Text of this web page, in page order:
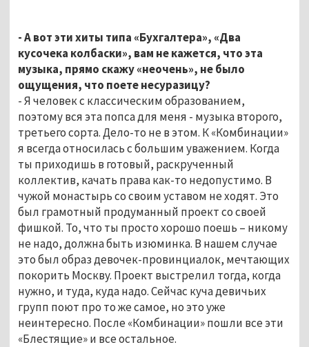
- А вот эти хиты типа «Бухгалтера», «Два
кусочека колбаски», вам не кажется, что эта
музыка, прямо скажу «неочень», не было
ощущения, что поете несуразицу?
- Я человек с классическим образованием,
поэтому вся эта попса для меня - музыка второго,
третьего сорта. Дело-то не в этом. К «Комбинации»
я всегда относилась с большим уважением. Когда
ты приходишь в готовый, раскрученный
коллектив, качать права как-то недопустимо. В
чужой монастырь со своим уставом не ходят. Это
был грамотный продуманный проект со своей
фишкой. То, что ты просто хорошо поешь – никому
не надо, должна быть изюминка. В нашем случае
это был образ девочек-провинциалок, мечтающих
покорить Москву. Проект выстрелил тогда, когда
нужно, и туда, куда надо. Сейчас куча девичьих
групп поют про то же самое, но это уже
неинтересно. После «Комбинации» пошли все эти
«Блестящие» и все остальное.